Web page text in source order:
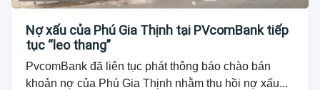
Nợ xấu của Phú Gia Thịnh tại PVcomBank tiếp
tục “leo thang”
PvcomBank đã liên tục phát thông báo chào bán
khoản nợ của Phú Gia Thịnh nhằm thu hồi nợ xấu...